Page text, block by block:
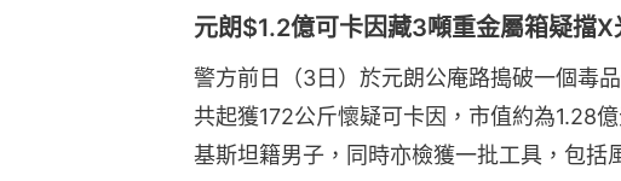
元朗$1.2億可卡因藏3噸重金屬箱疑擋
警方前日（3日）於元朗公庵路搗破一個毒
共起獲172公斤懷疑可卡因，市值約為1.28
基斯坦籍男子，同時亦檢獲一批工具，包括